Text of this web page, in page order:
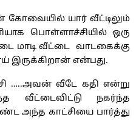
கோவையில் யார் வீட்டிலும்
பொள்ளாச்சியில் ஒரு
மாடி வீட்டை வாடகைக்கு
இருக்கிறான் என்பது.
…..அவன் வீடே கதி என்று
வீட்டைவிட்டு நகர்ந்த
அந்த காட்சியை பார்த்து